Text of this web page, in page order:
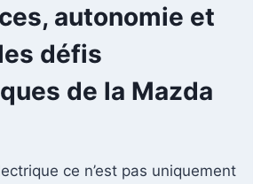
autonomie et
défis
de la Mazda
ce n’est pas uniquement